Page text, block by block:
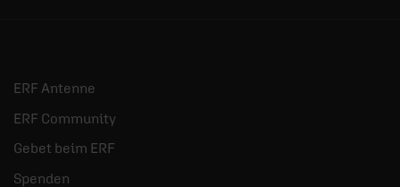
ERF Antenne
ERF Community
Gebet beim ERF
Spenden